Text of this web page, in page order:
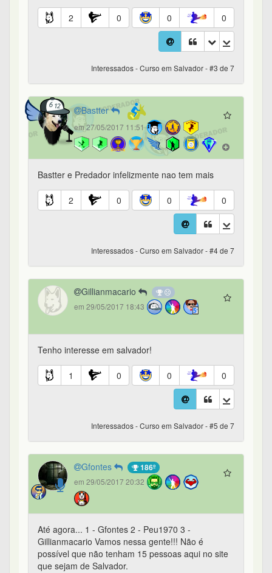
2 0 0 0
Interessados - Curso em Salvador - #3 de 7
Bastter
em 27/05/2017 11:51
Bastter e Predador infelizmente nao tem mais
2 0 0 0
Interessados - Curso em Salvador - #4 de 7
Gillianmacario
em 29/05/2017 18:43
Tenho interesse em salvador!
1 0 0 0
Interessados - Curso em Salvador - #5 de 7
Gfontes 186º
em 29/05/2017 20:32
Até agora... 1 - Gfontes 2 - Peu1970 3 -
Gillianmacario Vamos nessa gente!!! Não é
possível que não tenham 15 pessoas aqui no site
que sejam de Salvador.